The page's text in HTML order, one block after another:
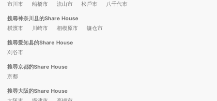
市川市
船橋市 流山市 松戶市 八千代市
搜尋神奈川县的Share House
橫濱市
川崎市 相模原市 镰仓市
搜尋爱知县的Share House
刈谷市
搜尋京都的Share House
京都
搜尋大阪的Share House